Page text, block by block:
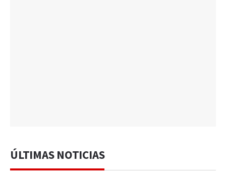
ÚLTIMAS NOTICIAS